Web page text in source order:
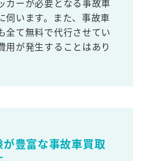
カーが必要となる事故車
伺います。また、事故車
全て無料で代行させてい
用が発生することはあり
豊富な事故車買取